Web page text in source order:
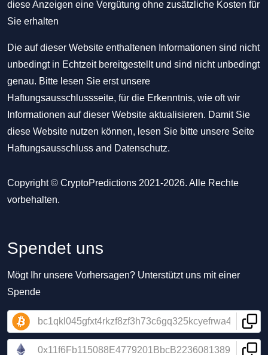
diese Anzeigen eine Vergütung ohne zusätzliche Kosten für
Sie erhalten
Die auf dieser Website enthaltenen Informationen sind nicht
unbedingt in Echtzeit bereitgestellt und sind nicht unbedingt
genau. Bitte lesen Sie erst unsere
Haftungsausschlussseite, für die Erkenntnis, wie oft wir
Informationen auf dieser Website aktualisieren. Damit Sie
diese Website nutzen können, lesen Sie bitte unsere Seite
Haftungsausschluss and Datenschutz.
Copyright © CryptoPredictions 2021-2026. Alle Rechte
vorbehalten.
Spendet uns
Mögt Ihr unsere Vorhersagen? Unterstützt uns mit einer
Spende